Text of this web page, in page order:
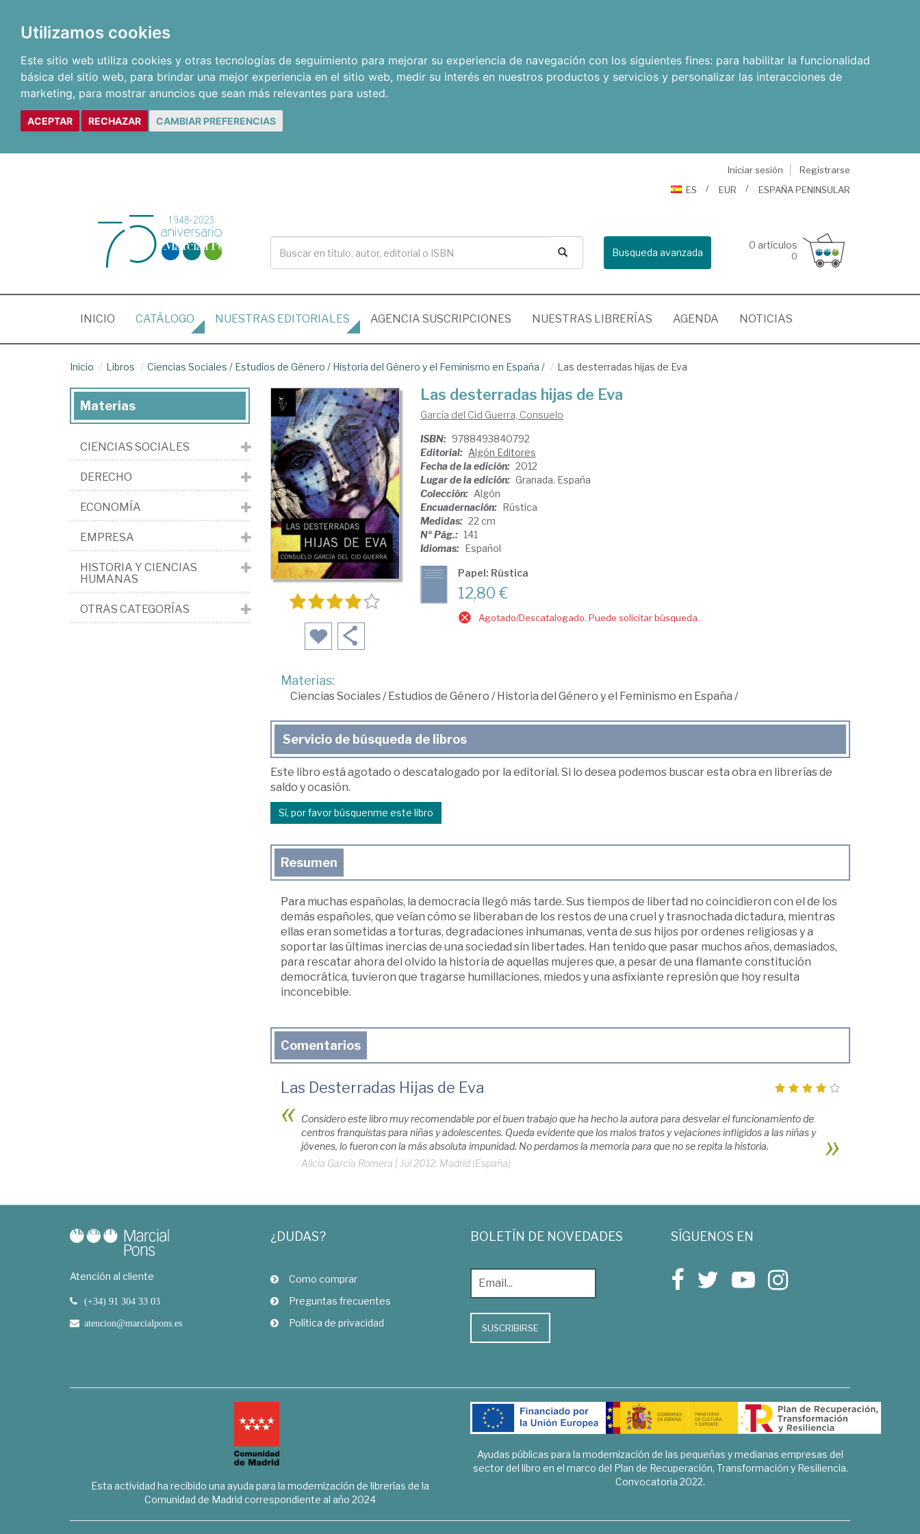
Utilizamos cookies
Este sitio web utiliza cookies y otras tecnologías de seguimiento para mejorar su experiencia de navegación con los siguientes fines: para habilitar la funcionalidad
básica del sitio web, para brindar una mejor experiencia en el sitio web, medir su interés en nuestros productos y servicios y personalizar las interacciones de
marketing, para mostrar anuncios que sean más relevantes para usted.
ACEPTAR RECHAZAR CAMBIAR PREFERENCIAS
Iniciar sesión
Registrarse
ES
EUR ESPAÑA PENINSULAR
Busqueda avanzada
0 artículos
0
INICIO (CURRENT)
CATÁLOGO NUESTRAS EDITORIALES AGENCIA SUSCRIPCIONES NUESTRAS LIBRERÍAS AGENDA NOTICIAS
Inicio Libros Ciencias Sociales / Estudios de Género / Historia del Género y el Feminismo en España / Las desterradas hijas de Eva
Las desterradas hijas de Eva
García del Cid Guerra, Consuelo
ISBN: 9788493840792
Editorial: Algón Editores
Fecha de la edición: 2012
Lugar de la edición: Granada. España
Colección: Algón
Encuadernación: Rústica
Medidas: 22 cm
Nº Pág.: 141
Idiomas: Español
Papel: Rústica
12,80 €
Agotado/Descatalogado. Puede solicitar búsqueda.
Materias:
Ciencias Sociales/Estudios de Género /Historia del Género y el Feminismo en España /
Servicio de búsqueda de libros
Este libro está agotado o descatalogado por la editorial. Si lo desea podemos buscar esta obra en librerías de
saldo y ocasión.
Sí, por favor búsquenme este libro
Resumen
Para muchas españolas, la democracia llegó más tarde. Sus tiempos de libertad no coincidieron con el de los
demás españoles, que veían cómo se liberaban de los restos de una cruel y trasnochada dictadura, mientras
ellas eran sometidas a torturas, degradaciones inhumanas, venta de sus hijos por ordenes religiosas y a
soportar las últimas inercias de una sociedad sin libertades. Han tenido que pasar muchos años, demasiados,
para rescatar ahora del olvido la historia de aquellas mujeres que, a pesar de una flamante constitución
democrática, tuvieron que tragarse humillaciones, miedos y una asfixiante represión que hoy resulta
inconcebible.
Comentarios
Las Desterradas Hijas de Eva
Considero este libro muy recomendable por el buen trabajo que ha hecho la autora para desvelar el funcionamiento de
centros franquistas para niñas y adolescentes. Queda evidente que los malos tratos y vejaciones infligidos a las niñas y
jóvenes, lo fueron con la más absoluta impunidad. No perdamos la memoria para que no se repita la historia.
Alicia García Romera | Jul 2012. Madrid (España)
Materias
CIENCIAS SOCIALES
DERECHO
ECONOMÍA
EMPRESA
HISTORIA Y CIENCIAS
HUMANAS
OTRAS CATEGORÍAS
Atención al cliente
(+34) 91 304 33 03
atencion@marcialpons.es
¿DUDAS?
Como comprar
Preguntas frecuentes
Política de privacidad
BOLETÍN DE NOVEDADES
SUSCRIBIRSE
SÍGUENOS EN
Esta actividad ha recibido una ayuda para la modernización de librerías de la
Comunidad de Madrid correspondiente al año 2024
Ayudas públicas para la modernización de las pequeñas y medianas empresas del
sector del libro en el marco del Plan de Recuperación, Transformación y Resiliencia.
Convocatoria 2022.